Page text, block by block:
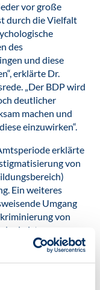
vor große
durch die Vielfalt
des
und diese
erklärte Dr.
„Der BDP wird
deutlicher
machen und
einzuwirken“.
erklärte
von
Ein weiteres
Umgang
von
ist
heute als
Mitglied im